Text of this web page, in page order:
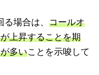
場合は、 コールオ
上昇することを期
多いことを示唆して